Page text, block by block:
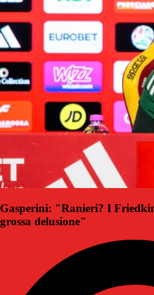
Gasperini: "Ranieri? I
grossa delusione"